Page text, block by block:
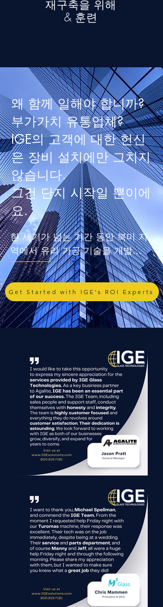
재구축을 위해
& 훈련
왜 함께 일해야 합니까?
부가가치 유통업체?
IGE의 고객에 대한 헌신
은 장비 설치에만 그치지
않습니다.
그건 단지 시작일 뿐이에
요.
한 세기가 넘는 기간 동안 북미 지
역에서 유리 가공 기술을 개발한
장비 제조업체는 극소수에 불과했
습니다. 그 결과, 북미 지역 제조
업체들은 해외 공급망과 장거리
지원에 크게 의존해야 했습니다.
저희의 사명은 북미 유리 제조업
체에 세계 최고의 솔루션을 제공
하고자 하는 것이었습니다. 수십
년이 지난 지금도, 고객 문제 해
결, 운영 개선, 그리고 궁극적으로
수익성 강화에 대한 열정을 바탕
으로 끊임없이 성장하고 있습니
적인 제품을 통해 시장에서 성공
으로 이끌어 진정한 가치를 제공
합니다. 탄탄한 업계 관계를 바탕
으로 파트너의 솔루션을 적합한
고객과 연결하고, 북미 전역에 걸
쳐 예비 부품 재고, 전문 서비스,
그리고 장기적인 지원을 통해 모
든 것을 지원합니다.
Get Started with IGE's ROI Experts